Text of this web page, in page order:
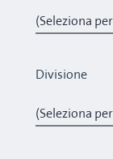
Divisione